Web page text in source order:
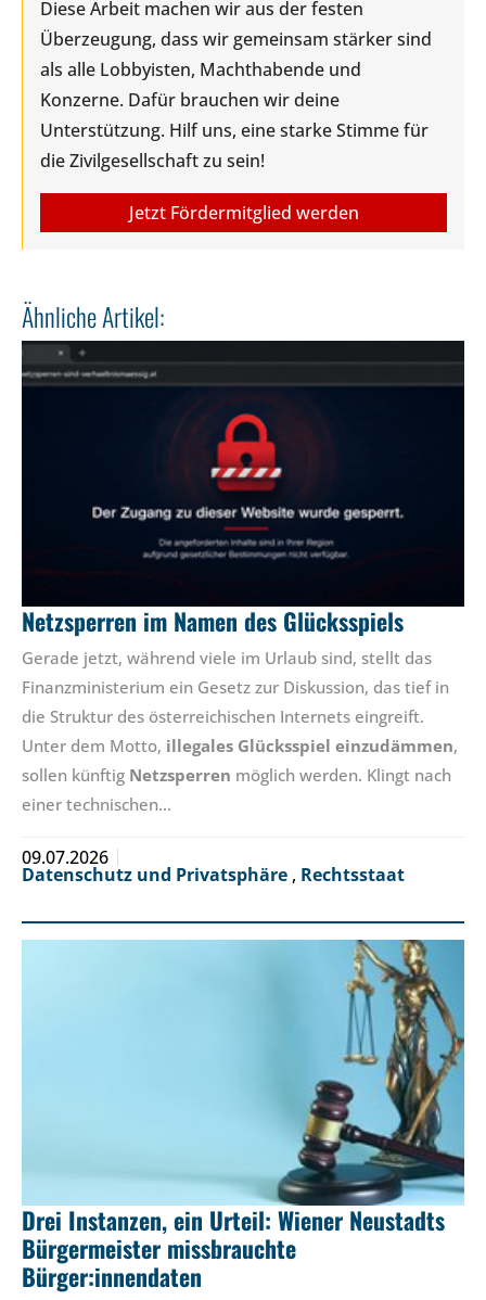
Diese Arbeit machen wir aus der festen
Überzeugung, dass wir gemeinsam stärker sind
als alle Lobbyisten, Machthabende und
Konzerne. Dafür brauchen wir deine
Unterstützung. Hilf uns, eine starke Stimme für
die Zivilgesellschaft zu sein!
Jetzt Fördermitglied werden
Ähnliche Artikel:
Netzsperren im Namen des Glücksspiels
Gerade jetzt, während viele im Urlaub sind, stellt das
Finanzministerium ein Gesetz zur Diskussion, das tief in
die Struktur des österreichischen Internets eingreift.
Unter dem Motto, illegales Glücksspiel einzudämmen,
sollen künftig Netzsperren möglich werden. Klingt nach
einer technischen…
09.07.2026
Datenschutz und Privatsphäre , Rechtsstaat
Drei Instanzen, ein Urteil: Wiener Neustadts
Bürgermeister missbrauchte
Bürger:innendaten